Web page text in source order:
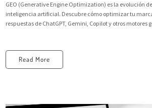
GEO (Generative Engine Optimization) es la evolución
inteligencia artificial. Descubre cómo optimizar tu
respuestas de ChatGPT, Gemini, Copilot y otros motores
Read More